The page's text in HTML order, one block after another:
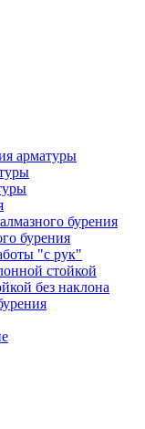
арматуры
бурения
бурения
"с рук"
стойкой
без наклона